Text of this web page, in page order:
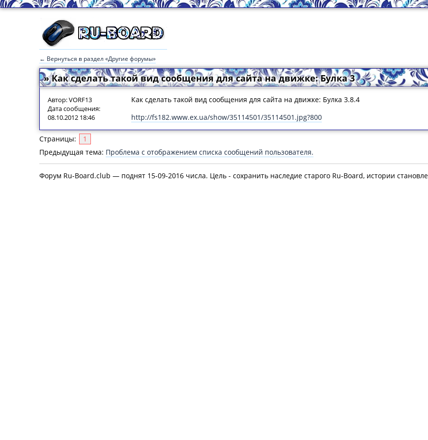
← Вернуться в раздел «Другие форумы»
» Как сделать такой вид сообщения для сайта на движке: Булка 3
Автор: VORF13
Дата сообщения:
08.10.2012 18:46
Как сделать такой вид сообщения для сайта на движке: Булка 3.8.4
http://fs182.www.ex.ua/show/35114501/35114501.jpg?800
Страницы:
1
Предыдущая тема: Проблема с отображением списка сообщений пользователя.
Форум Ru-Board.club — поднят 15-09-2016 числа. Цель - сохранить наследие старого Ru-Board, истории